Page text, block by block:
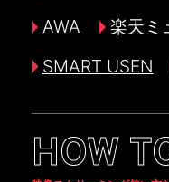
AWA
楽天ミ
SMART USEN
HOW